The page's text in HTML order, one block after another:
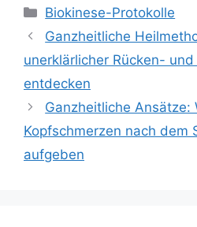
Kategorien
Biokinese-Protokolle
Ganzheitliche
unerklärlicher Rücken-
entdecken
Ganzheitliche Ansätze:
Kopfschmerzen nach dem
aufgeben